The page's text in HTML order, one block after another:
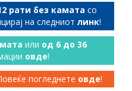
рати без камата со
на следниот линк!
или од 6 до 36
овде!
погледнете овде!